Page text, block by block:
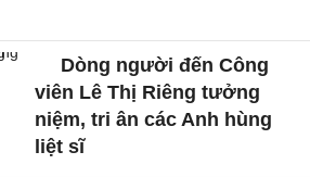
Dòng người đến Công
viên Lê Thị Riêng tưởng
niệm, tri ân các Anh hùng
liệt sĩ